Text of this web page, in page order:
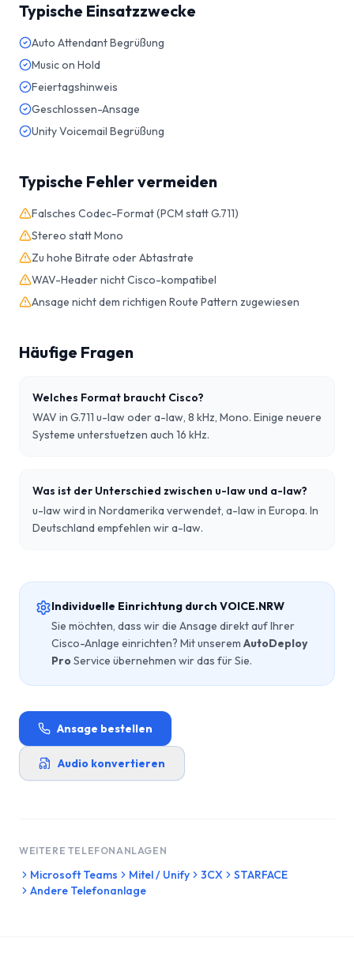
Typische Einsatzzwecke
Auto Attendant Begrüßung
Music on Hold
Feiertagshinweis
Geschlossen-Ansage
Unity Voicemail Begrüßung
Typische Fehler vermeiden
Falsches Codec-Format (PCM statt G.711)
Stereo statt Mono
Zu hohe Bitrate oder Abtastrate
WAV-Header nicht Cisco-kompatibel
Ansage nicht dem richtigen Route Pattern zugewiesen
Häufige Fragen
Welches Format braucht Cisco?
WAV in G.711 u-law oder a-law, 8 kHz, Mono. Einige neuere
Systeme unterstuetzen auch 16 kHz.
Was ist der Unterschied zwischen u-law und a-law?
u-law wird in Nordamerika verwendet, a-law in Europa. In
Deutschland empfehlen wir a-law.
Individuelle Einrichtung durch VOICE.NRW
Sie möchten, dass wir die Ansage direkt auf Ihrer
Cisco-Anlage einrichten? Mit unserem AutoDeploy
ProService übernehmen wir das für Sie.
Ansage bestellen
Audio konvertieren
WEITERE TELEFONANLAGEN
Microsoft Teams Mitel / Unify 3CX
STARFACE
Andere Telefonanlage